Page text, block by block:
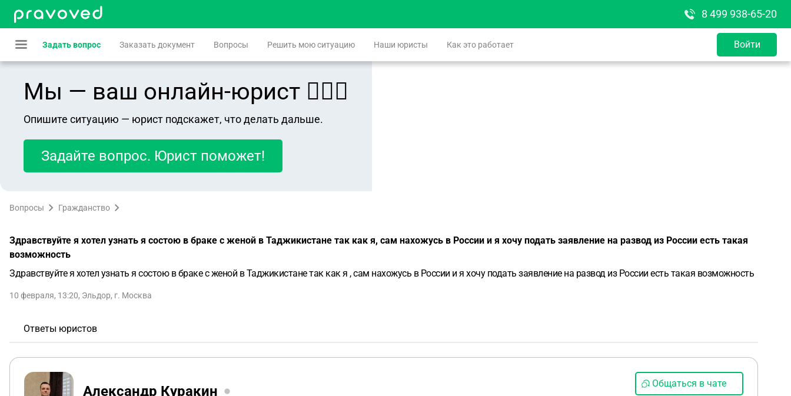
8 499 938-65-20
Задать вопрос Заказать документ Вопросы Решить мою ситуацию Наши юристы Как это работает Войти
Мы — ваш онлайн-юрист 👨🏻‍⚖️
Опишите ситуацию — юрист подскажет, что делать дальше.
Задайте вопрос. Юрист поможет!
Вопросы Гражданство
Здравствуйте я хотел узнать я состою в браке с женой в Таджикистане так как я, сам нахожусь в России и я хочу подать заявление на развод из России есть такая
возможность
Здравствуйте я хотел узнать я состою в браке с женой в Таджикистане так как я , сам нахожусь в России и я хочу подать заявление на развод из России есть такая возможность
10 февраля, 13:20, Эльдор, г. Москва
Ответы юристов
Александр Куракин Общаться в чате